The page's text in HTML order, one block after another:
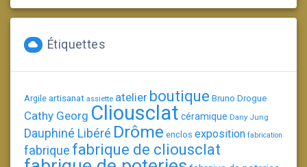
Étiquettes
Argile artisanat assiette atelier boutique Bruno Drogue
Cathy Georg Cliousclat céramique Dany Jung
Dauphiné Libéré Drôme enclos exposition fabrication
fabrique fabrique de cliousclat